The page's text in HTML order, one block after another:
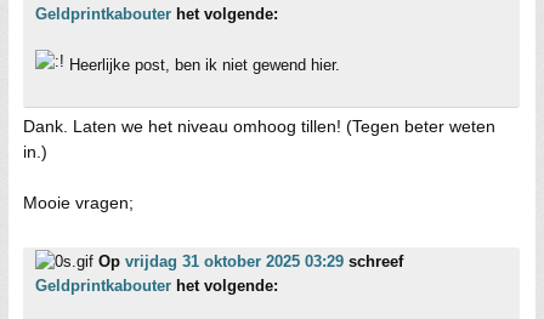
Geldprintkabouter het volgende:
Heerlijke post, ben ik niet gewend hier.
Dank. Laten we het niveau omhoog tillen! (Tegen beter weten
in.)
Mooie vragen;
Op vrijdag 31 oktober 2025 03:29 schreef
Geldprintkabouter het volgende: